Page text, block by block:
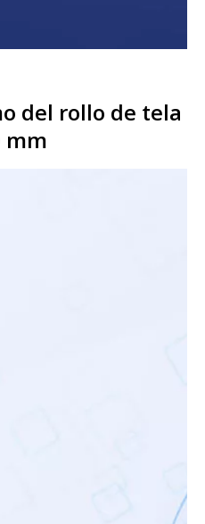
del rollo de tela
mm